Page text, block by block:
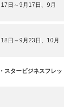
日～9月17日、9月
日～9月23日、10月
スタービジネスフレッ